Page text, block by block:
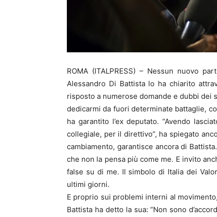
ROMA (ITALPRESS) – Nessun nuovo
Alessandro Di Battista lo ha chiarito
risposto a numerose domande e dubbi dei
dedicarmi da fuori determinate battaglie,
ha garantito l’ex deputato. “Avendo
collegiale, per il direttivo”, ha spiegato
cambiamento, garantisce ancora di
che non la pensa più come me. E invito
false su di me. Il simbolo di Italia dei
ultimi giorni.
E proprio sui problemi interni al
Battista ha detto la sua: “Non sono